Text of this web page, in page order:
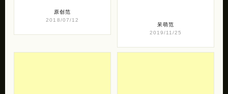
原创范
2018/07/12
呆萌范
2019/11/25